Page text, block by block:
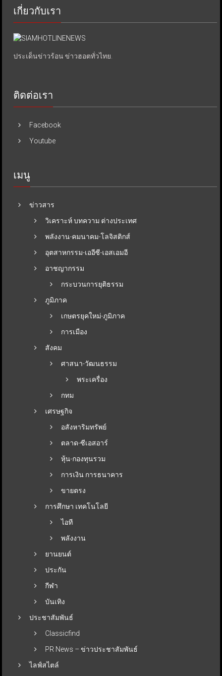
เกี่ยวกับเรา
ประเด็นข่าวร้อน ข่าวฮอตทั่วไทย.
ติดต่อเรา
Facebook
Youtube
เมนู
ข่าวสาร
วิเคราะห์ บทความ ต่างประเทศ
พลังงาน-คมนาคม-โลจิสติกส์
อุตสาหกรรม-เออีซี-เอสเอมอี
อาชญากรรม
กระบวนการยุติธรรม
ภูมิภาค
เกษตรยุคใหม่-ภูมิภาค
การเมือง
สังคม
ศาสนา-วัฒนธรรม
พระเครื่อง
กทม
เศรษฐกิจ
อสังหาริมทรัพย์
ตลาด-ซีเอสอาร์
หุ้น-กองทุนรวม
การเงิน การธนาคาร
ขายตรง
การศึกษา เทคโนโลยี
ไอที
พลังงาน
ยานยนต์
ประกัน
กีฬา
บันเทิง
ประชาสัมพันธ์
Classicfind
PR News – ข่าวประชาสัมพันธ์
ไลฟ์สไตล์